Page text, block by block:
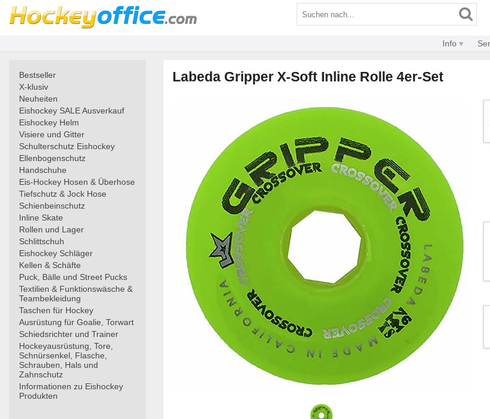
Info
Bestseller
X-klusiv
Neuheiten
Eishockey SALE Ausverkauf
Eishockey Helm
Visiere und Gitter
Schulterschutz Eishockey
Ellenbogenschutz
Handschuhe
Eis-Hockey Hosen & Überhose
Tiefschutz & Jock Hose
Schienbeinschutz
Inline Skate
Rollen und Lager
Schlittschuh
Eishockey Schläger
Kellen & Schäfte
Puck, Bälle und Street Pucks
Textilien & Funktionswäsche &
Teambekleidung
Taschen für Hockey
Ausrüstung für Goalie, Torwart
Schiedsrichter und Trainer
Hockeyausrüstung, Tore,
Schnürsenkel, Flasche,
Schrauben, Hals und
Zahnschutz
Informationen zu Eishockey
Produkten
Labeda Gripper X-Soft Inline Rolle 4er-Set